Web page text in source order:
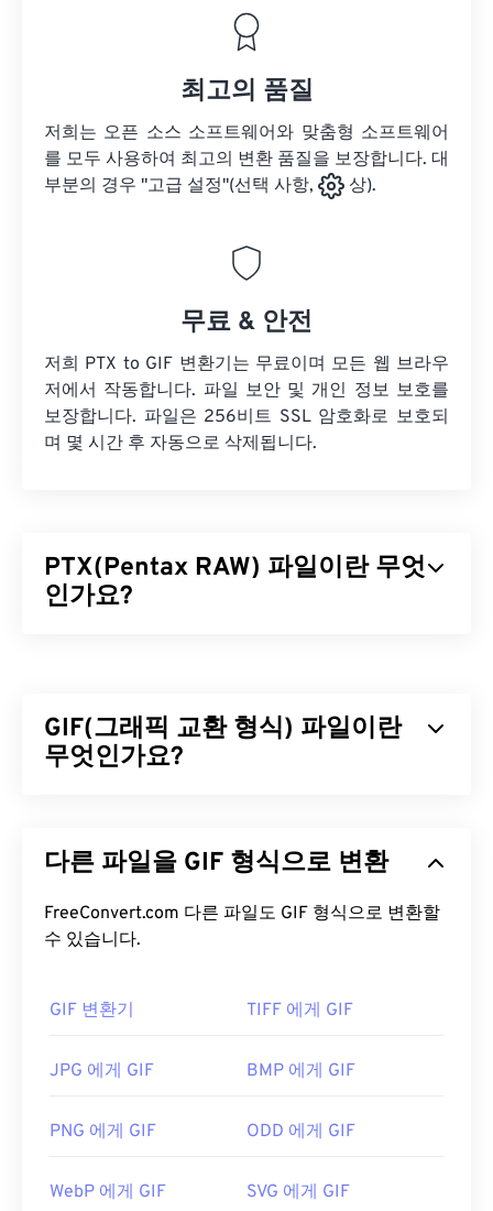
최고의 품질
저희는 오픈 소스 소프트웨어와 맞춤형 소프트웨어
를 모두 사용하여 최고의 변환 품질을 보장합니다. 대
부분의 경우 "고급 설정"(선택 사항,
상).
무료 & 안전
저희 PTX to GIF 변환기는 무료이며 모든 웹 브라우
저에서 작동합니다. 파일 보안 및 개인 정보 보호를
보장합니다. 파일은 256비트 SSL 암호화로 보호되
며 몇 시간 후 자동으로 삭제됩니다.
PTX(Pentax RAW) 파일이란 무엇
인가요?
복구 기능, 손쉬운 보정 기능 등 다양한장점 을제공
합니다.
PTX 파일을 여는 데 가장 적합한 프로그램은
Microsoft Windows에서 작동하도록 설계되었습니
다. 먼저, 이 파일 형식을 여는 기본 프로그램인
ACDSee Photo Manager를
BatchPhoto
HDR Darkroom을 사용하세요.
을사용하세요.
귀하의 웹사이트에 완벽한 기사를 작성하려면 항상
GIF(그래픽 교환 형식) 파일이란
무엇인가요?
성하는 비트맵 파일 형식의 한 유형입니다. 비압축
며, 오디오 없이 애니메이션을 지원합니다. GIF는 광
고, 소셜 미디어의 감정 기반 댓글, 그리고 인터넷에
같은 다른 이미지 형식에 비해 뚜렷한 장점이 있습니
다. 또한 GIF는 iPhone과 iPad를 포함한 Apple 모바
리 사용됩니다.
다른 파일을 GIF 형식으로 변환
FreeConvert.com 다른 파일도 GIF 형식으로 변환할
수 있습니다.
GIF 변환기 TIFF 에게 GIF
JPG 에게 GIF BMP 에게 GIF
PNG 에게 GIF ODD 에게 GIF
WebP 에게 GIF SVG 에게 GIF